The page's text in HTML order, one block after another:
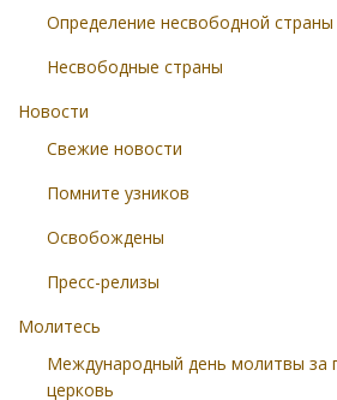
Определение несвободной страны
Несвободные страны
Новости
Свежие новости
Помните узников
Освобождены
Пресс-релизы
Молитесь
Международный день молитвы за
церковь